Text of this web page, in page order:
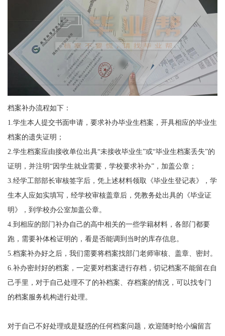
档案补办流程如下：
1.学生本人提交书面申请，要求补办毕业生档案，开具相应的毕业生
档案的遗失证明；
2.学生档案应由接收单位出具“未接收毕业生”或“毕业生档案丢失”的
证明，并注明“因学生就业需要，学校要求补办”，加盖公章；
3.经学工部部长审核签字后，凭上述材料领取《毕业生登记表》，学
生本人应如实填写，经学校审核盖章后，凭教务处出具的《毕业证
明》，到学校办公室加盖公章。
4.到相应的部门补办自己的高中相关的一些学籍材料，各部门都要
跑，需要补体检证明的，看是否能调到当时的库存信息。
5.档案补办好之后，我们需要将档案找部门老师审核、盖章、密封。
6.补办密封好的档案，一定要对档案进行存档，切记档案不能留在自
己手里，对于自己处理不了的补档案、存档案的情况，可以找专门
的档案服务机构进行处理。
对于自己不好处理或是疑惑的任何档案问题，欢迎随时给小编留言